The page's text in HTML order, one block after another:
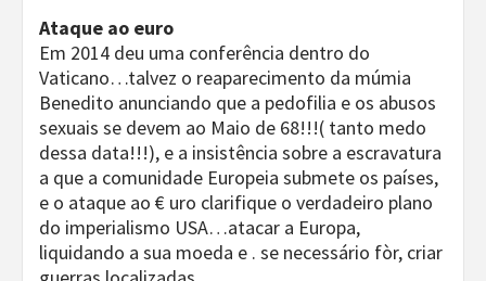
Ataque ao euro
Em 2014 deu uma conferência dentro do
Vaticano…talvez o reaparecimento da múmia
Benedito anunciando que a pedofilia e os abusos
sexuais se devem ao Maio de 68!!!( tanto medo
dessa data!!!), e a insistência sobre a escravatura
a que a comunidade Europeia submete os países,
e o ataque ao € uro clarifique o verdadeiro plano
do imperialismo USA…atacar a Europa,
liquidando a sua moeda e . se necessário fòr, criar